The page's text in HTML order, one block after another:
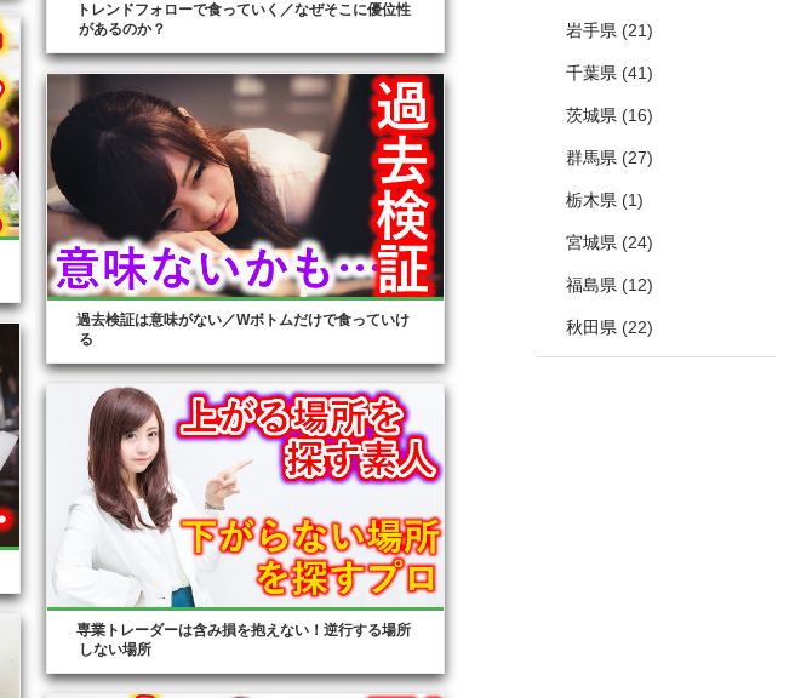
トレンドフォローで食っていく／なぜそこに優位性
があるのか？
過去検証は意味がない／Wボトムだけで食っていけ
る
専業トレーダーは含み損を抱えない！逆行する場所
しない場所
岩手県 (21)
千葉県 (41)
茨城県 (16)
群馬県 (27)
栃木県 (1)
宮城県 (24)
福島県 (12)
秋田県 (22)